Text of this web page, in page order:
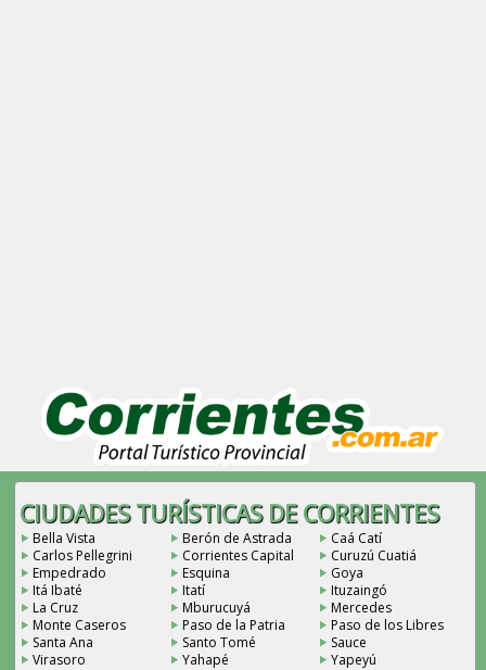
CIUDADES TURÍSTICAS DE CORRIENTES
Bella Vista Berón de Astrada
Caá Catí
Carlos Pellegrini
Corrientes Capital
Curuzú Cuatiá
Empedrado
Esquina
Goya
Itá Ibaté
Itatí
Ituzaingó
La Cruz
Mburucuyá
Mercedes
Monte Caseros
Paso de la Patria
Paso de los Libres
Santa Ana
Santo Tomé
Sauce
Virasoro
Yahapé Yapeyú